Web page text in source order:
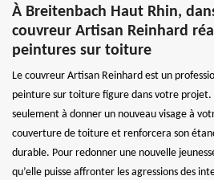
À Breitenbach Haut Rhin,
couvreur Artisan Reinhard
peintures sur toiture
Le couvreur Artisan Reinhard est un
peinture sur toiture figure dans votre projet.
seulement à donner un nouveau visage à
couverture de toiture et renforcera son
durable. Pour redonner une nouvelle
qu’elle puisse affronter les agressions des